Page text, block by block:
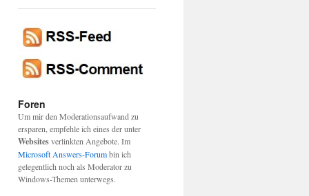
Foren
Um mir den Moderationsaufwand zu
ersparen, empfehle ich eines der unter
Websitesverlinkten Angebote. Im
Microsoft Answers-Forumbin ich
gelegentlich noch als Moderator zu
Windows-Themen unterwegs.